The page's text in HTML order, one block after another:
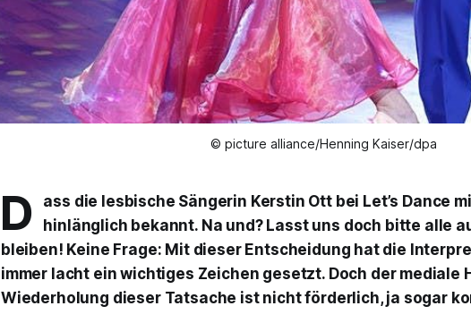
© picture alliance/Henning Kaiser/dpa
D ass die lesbische Sängerin Kerstin Ott bei Let’s Dance
hinlänglich bekannt. Na und? Lasst uns doch bitte alle
bleiben! Keine Frage: Mit dieser Entscheidung hat die
immer lacht ein wichtiges Zeichen gesetzt. Doch der mediale
Wiederholung dieser Tatsache ist nicht förderlich, ja sogar